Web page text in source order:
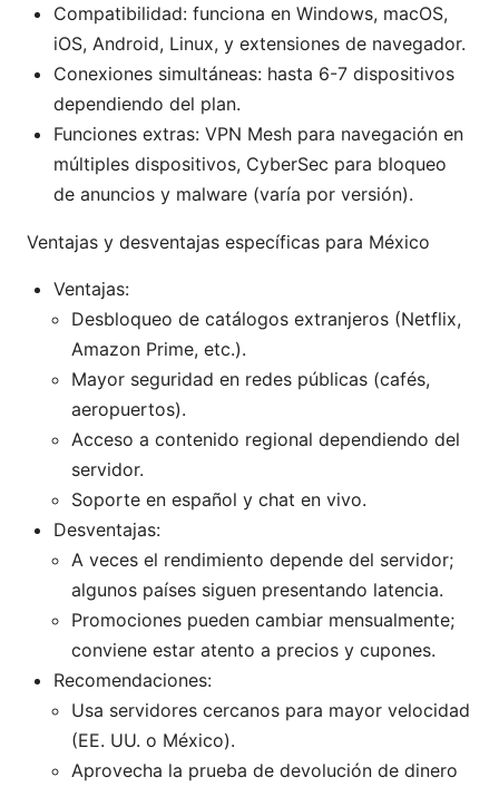
Compatibilidad: funciona en Windows, macOS,
iOS, Android, Linux, y extensiones de navegador.
Conexiones simultáneas: hasta 6-7 dispositivos
dependiendo del plan.
Funciones extras: VPN Mesh para navegación en
múltiples dispositivos, CyberSec para bloqueo
de anuncios y malware (varía por versión).
Ventajas y desventajas específicas para México
Ventajas:
Desbloqueo de catálogos extranjeros (Netflix,
Amazon Prime, etc.).
Mayor seguridad en redes públicas (cafés,
aeropuertos).
Acceso a contenido regional dependiendo del
servidor.
Soporte en español y chat en vivo.
Desventajas:
A veces el rendimiento depende del servidor;
algunos países siguen presentando latencia.
Promociones pueden cambiar mensualmente;
conviene estar atento a precios y cupones.
Recomendaciones:
Usa servidores cercanos para mayor velocidad
(EE. UU. o México).
Aprovecha la prueba de devolución de dinero